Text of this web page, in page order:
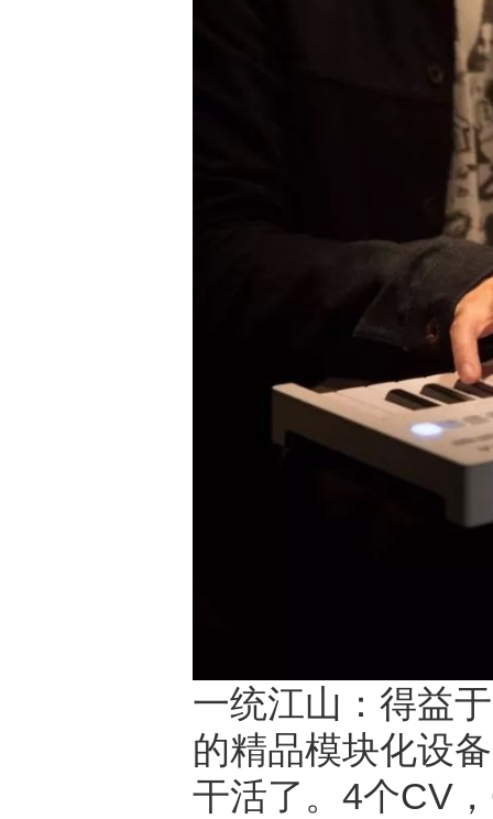
一统江山：得益
的精品模块化设
干活了。4个CV